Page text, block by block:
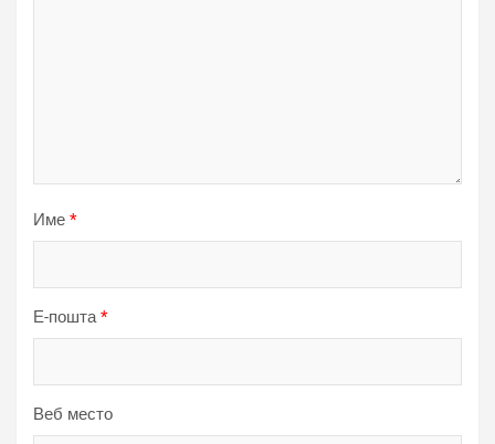
Име *
Е-пошта*
Веб место